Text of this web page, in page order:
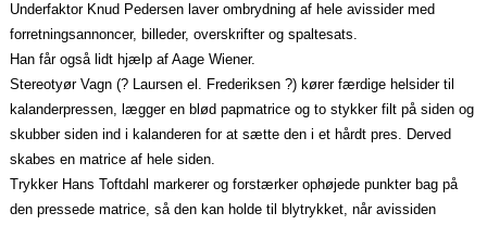
Underfaktor Knud Pedersen laver ombrydning af hele avissider med
forretningsannoncer, billeder, overskrifter og spaltesats.
Han får også lidt hjælp af Aage Wiener.
Stereotyør Vagn (? Laursen el. Frederiksen ?) kører færdige helsider til
kalanderpressen, lægger en blød papmatrice og to stykker filt på siden og
skubber siden ind i kalanderen for at sætte den i et hårdt pres. Derved
skabes en matrice af hele siden.
Trykker Hans Toftdahl markerer og forstærker ophøjede punkter bag på
den pressede matrice, så den kan holde til blytrykket, når avissiden